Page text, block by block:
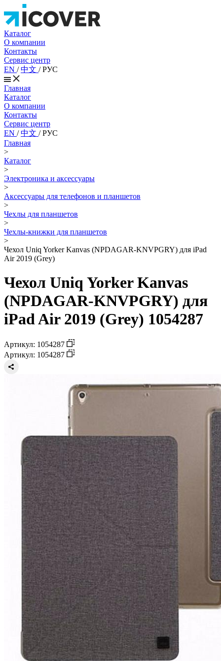
Каталог
О компании
Контакты
Сервис центр
EN /中文 /РУС
Главная
Каталог
О компании
Контакты
Сервис центр
EN /中文 /РУС
Главная
>
Каталог
>
Электроника и аксессуары
>
Аксессуары для телефонов и планшетов
>
Чехлы для планшетов
>
Чехлы-книжки для планшетов
>
Чехол Uniq Yorker Kanvas (NPDAGAR-KNVPGRY) для iPad
Air 2019 (Grey)
Чехол Uniq Yorker Kanvas
(NPDAGAR-KNVPGRY) для
iPad Air 2019 (Grey) 1054287
Артикул: 1054287
Артикул: 1054287